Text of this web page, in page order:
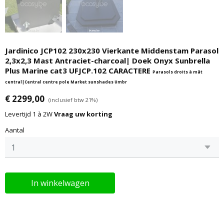
Jardinico JCP102 230x230 Vierkante Middenstam Parasol
2,3x2,3 Mast Antraciet-charcoal| Doek Onyx Sunbrella
Plus Marine cat3 UFJCP.102 CARACTERE Parasols droits à mât
central|Central centre pole Market sunshades Umbr
€ 2299,00 (inclusief btw 21%)
Levertijd 1 à 2WVraag uw korting
Aantal
In winkelwagen